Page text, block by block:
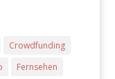
Crowdfunding
Fernsehen